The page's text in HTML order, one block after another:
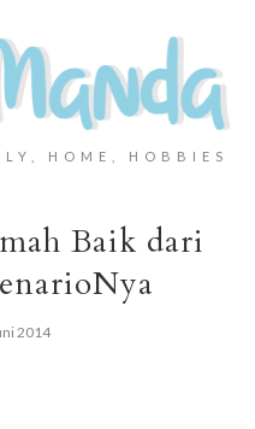
HOME, HOBBIES
Baik dari
2014